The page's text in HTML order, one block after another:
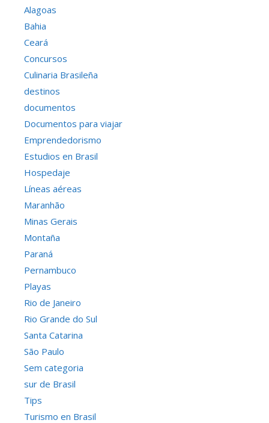
Alagoas
Bahia
Ceará
Concursos
Culinaria Brasileña
destinos
documentos
Documentos para viajar
Emprendedorismo
Estudios en Brasil
Hospedaje
Líneas aéreas
Maranhão
Minas Gerais
Montaña
Paraná
Pernambuco
Playas
Rio de Janeiro
Rio Grande do Sul
Santa Catarina
São Paulo
Sem categoria
sur de Brasil
Tips
Turismo en Brasil